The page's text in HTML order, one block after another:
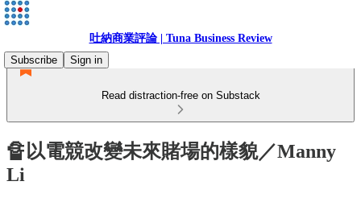
吐納商業評論 | Tuna Business Review
Subscribe
Sign in
Read distraction-free on Substack
🔏以電競改變未來賭場的樣貌／Manny
Li